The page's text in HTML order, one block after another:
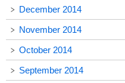
December 2014
November 2014
October 2014
September 2014